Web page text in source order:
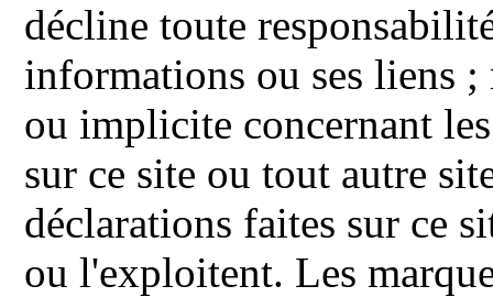
décline toute
informations ou ses liens ;
ou implicite concernant
sur ce site ou tout autre
déclarations faites sur ce
ou l'exploitent. Les